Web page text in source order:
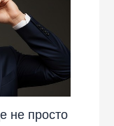
не просто